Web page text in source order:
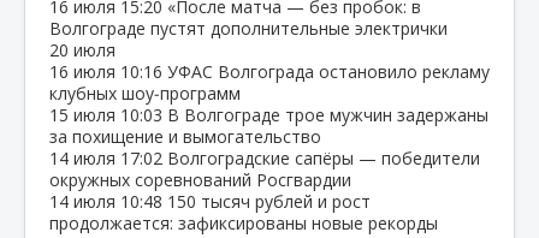
16 июля 15:20 «После матча — без пробок: в
Волгограде пустят дополнительные электрички
20 июля
16 июля 10:16 УФАС Волгограда остановило рекламу
клубных шоу‑программ
15 июля 10:03 В Волгограде трое мужчин задержаны
за похищение и вымогательство
14 июля 17:02 Волгоградские сапёры — победители
окружных соревнований Росгвардии
14 июля 10:48 150 тысяч рублей и рост
продолжается: зафиксированы новые рекорды